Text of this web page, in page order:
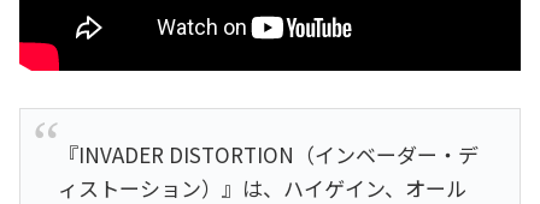
『INVADER DISTORTION（インベーダー・デ
ィストーション）』は、ハイゲイン、オール